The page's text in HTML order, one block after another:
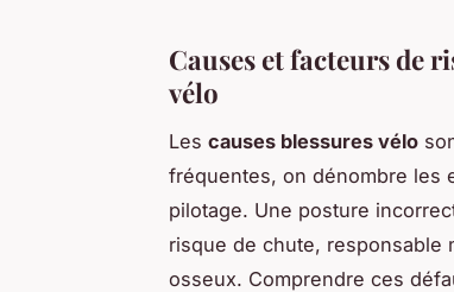
Causes et facteurs de
vélo
Les causes blessures vélo
fréquentes, on dénombre les
pilotage. Une posture
risque de chute, responsable
osseux. Comprendre ces